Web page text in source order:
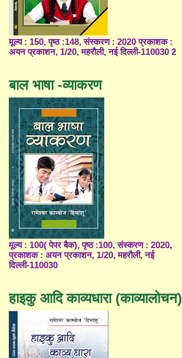
मूल्य : 150, पृष्ठ :148, संस्करण : 2020 प्रकाशक :
अयन प्रकाशन, 1/20, महरौली, नई दिल्ली-110030 2
बाल भाषा -व्याकरण
मूल्य : 100( पेपर बैक), पृष्ठ :100, संस्करण : 2020,
प्रकाशक : अयन प्रकाशन, 1/20, महरौली, नई
दिल्ली-110030
हाइकु आदि काव्यधारा (काव्यालोचन)